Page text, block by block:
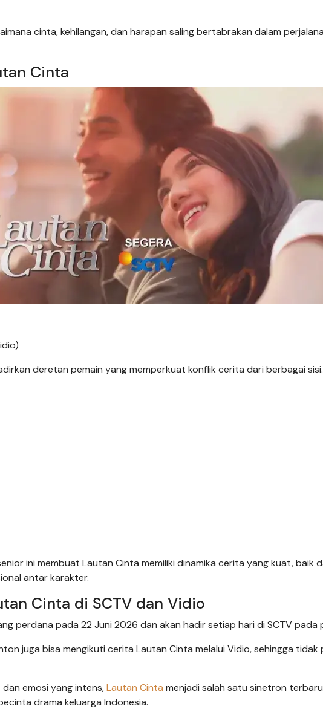
cinta, kehilangan, dan harapan saling bertabrakan dalam
Cinta
deretan pemain yang memperkuat konflik cerita dari berbagai
ini membuat Lautan Cinta memiliki dinamika cerita yang kuat, baik
antar karakter.
Cinta di SCTV dan Vidio
perdana pada 22 Juni 2026 dan akan hadir setiap hari di SCTV pada
juga bisa mengikuti cerita Lautan Cinta melalui Vidio, sehingga tidak
emosi yang intens,Lautan Cinta menjadi salah satu sinetron
drama keluarga Indonesia.